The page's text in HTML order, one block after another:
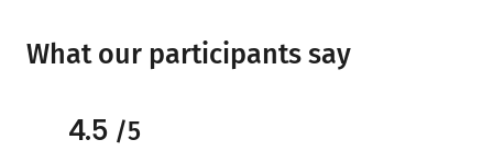
What our participants say
4.5/5